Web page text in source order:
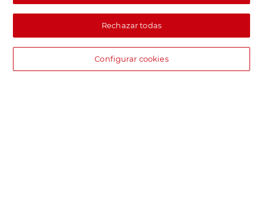
Rechazar todas
Configurar cookies